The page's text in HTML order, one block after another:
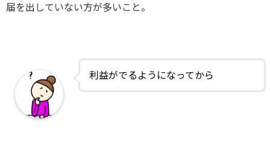
届を出していない方が多いこと。
利益がでるようになってから